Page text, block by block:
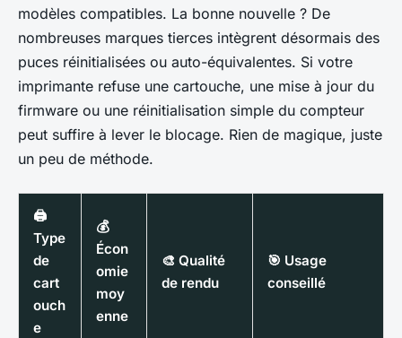
modèles compatibles. La bonne nouvelle ? De
nombreuses marques tierces intègrent désormais des
puces réinitialisées ou auto-équivalentes. Si votre
imprimante refuse une cartouche, une mise à jour du
firmware ou une réinitialisation simple du compteur
peut suffire à lever le blocage. Rien de magique, juste
un peu de méthode.
🖨️
Type
de
cart
ouch
e
💰
Écon
omie
moy
enne
🎨 Qualité
de rendu
🎯 Usage
conseillé